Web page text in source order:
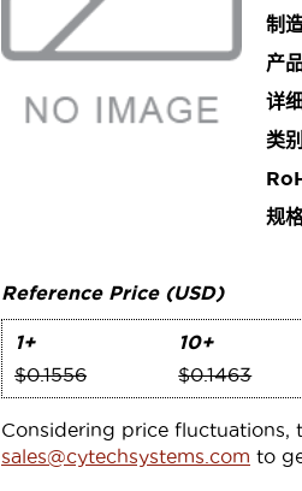
制
产
详
类
规
Reference Price (USD)
1+
$0.1556
10+
$0.1463
Considering price fluctuations,
sales@cytechsystems.com to